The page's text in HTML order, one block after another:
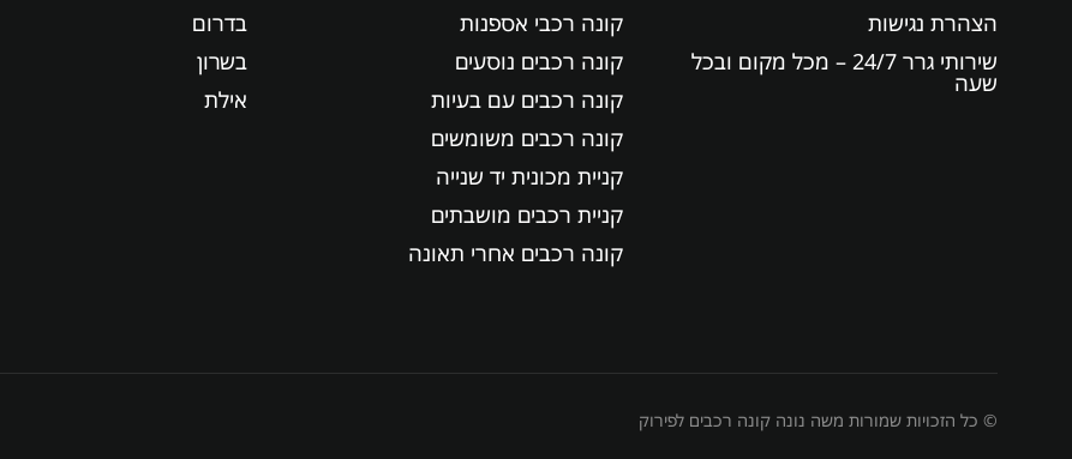
הצהרת נגישות
שירותי גרר 24/7 – מכל מקום ובכל
שעה
קונה רכבי אספנות
קונה רכבים נוסעים
קונה רכבים עם בעיות
קונה רכבים משומשים
קניית מכונית יד שנייה
קניית רכבים מושבתים
קונה רכבים אחרי תאונה
בדרום
בשרון
אילת
© כל הזכויות שמורות משה נונה קונה רכבים לפירוק